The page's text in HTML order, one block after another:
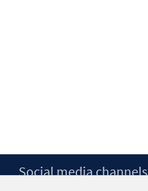
Social media channels